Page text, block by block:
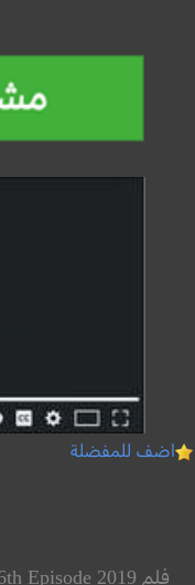
اضف للمفضلة